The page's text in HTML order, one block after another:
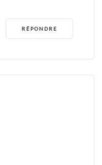
RÉPONDRE